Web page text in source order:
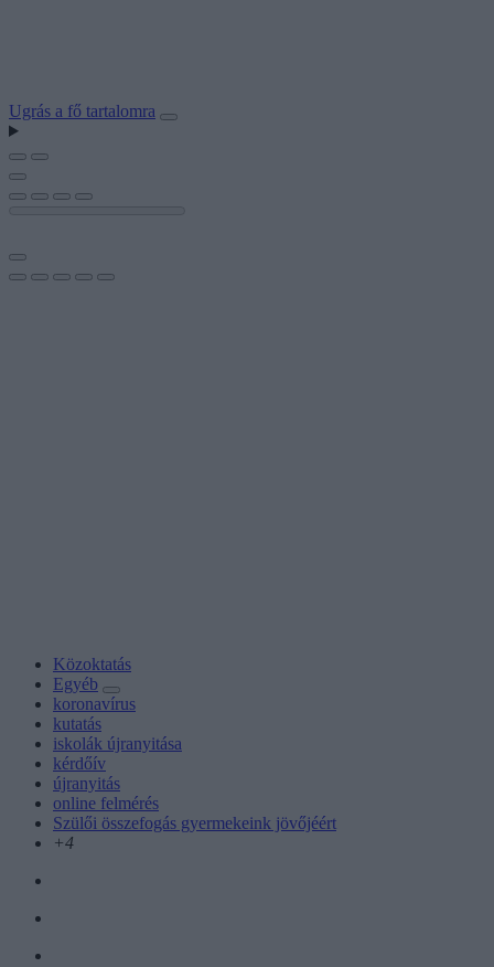
Ugrás a fő tartalomra
Közoktatás
Egyéb
koronavírus
kutatás
iskolák újranyitása
kérdőív
újranyitás
online felmérés
Szülői összefogás gyermekeink jövőjéért
+4